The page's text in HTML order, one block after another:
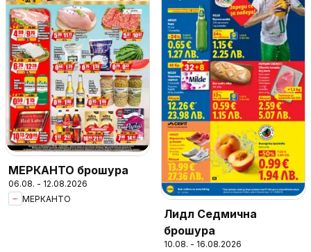
МЕРКАНТО брошура
06.08. - 12.08.2026
МЕРКАНТО
Лидл Седмична
брошура
10.08. - 16.08.2026